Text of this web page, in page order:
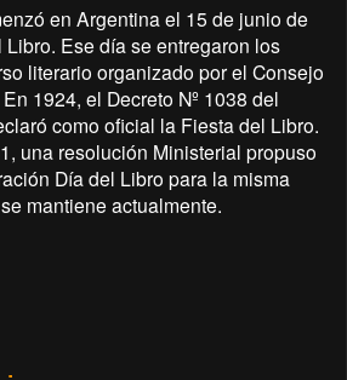
en Argentina el 15 de junio de
Ese día se entregaron los
literario organizado por el Consejo
1924, el Decreto Nº 1038 del
como oficial la Fiesta del Libro.
una resolución Ministerial propuso
Día del Libro para la misma
mantiene actualmente.